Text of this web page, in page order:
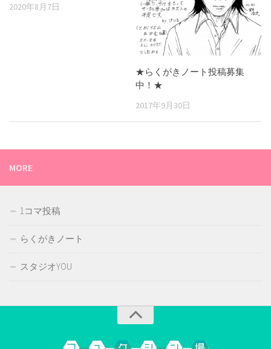
2020年8月7日
★らくがきノート投稿募集
中！★
2017年9月30日
MORE
1コマ投稿
らくがきノート
スタジオYOU